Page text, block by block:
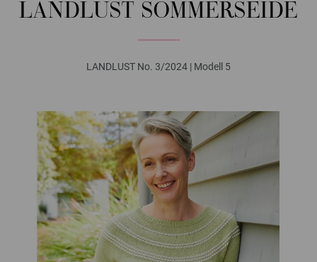
LANDLUST SOMMERSEIDE
LANDLUST No. 3/2024 | Modell 5